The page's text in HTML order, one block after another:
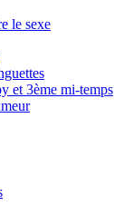
le sexe
et 3ème mi-temps